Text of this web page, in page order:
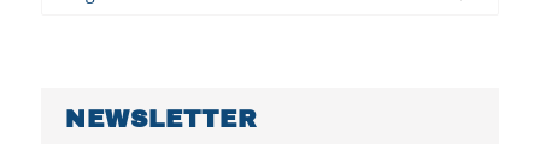
NEWSLETTER